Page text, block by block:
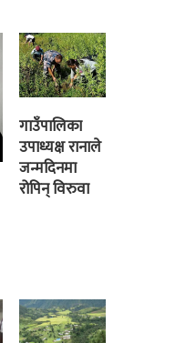
गाउँपालिका
उपाध्यक्ष रानाले
जन्मदिनमा
रोपिन् विरुवा